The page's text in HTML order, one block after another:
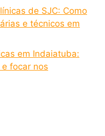
de SJC: Como
e técnicos em
em Indaiatuba:
focar nos